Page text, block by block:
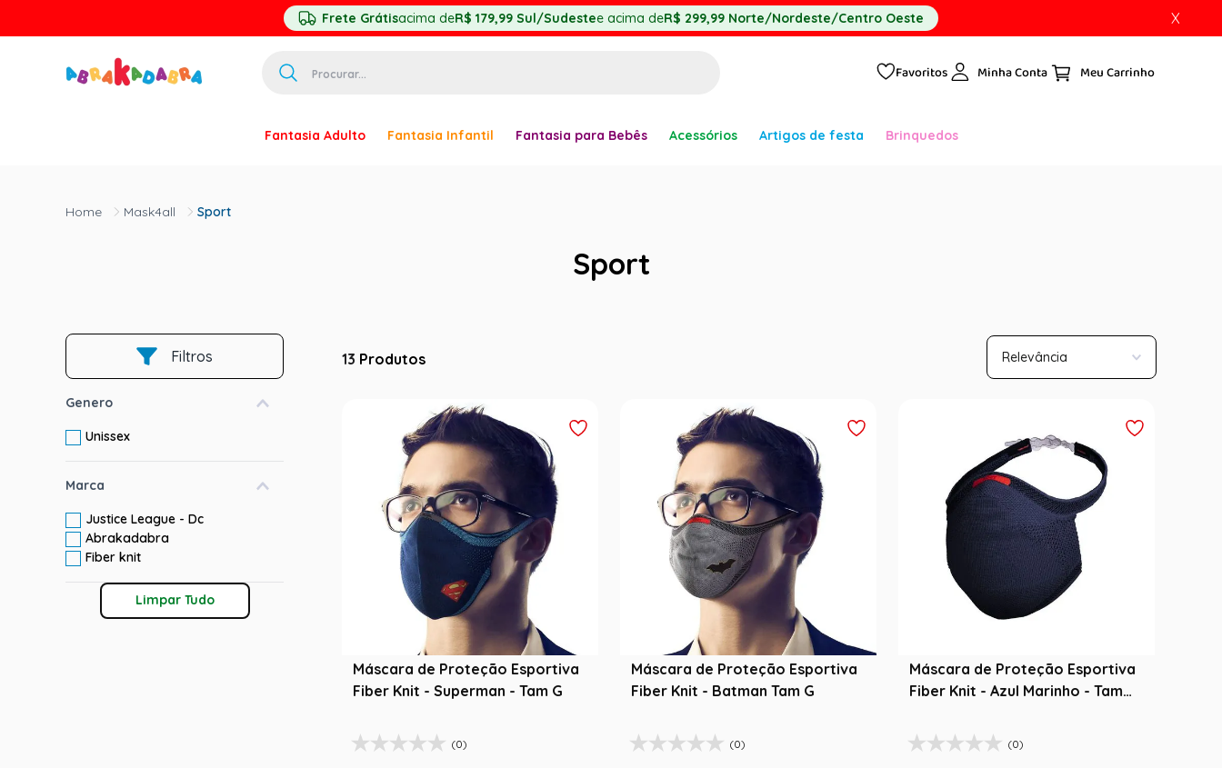
Frete Grátisacima deR$ 179,99 Sul/Sudestee acima deR$ 299,99 Norte/Nordeste/Centro Oeste X
Favoritos Minha Conta
Fantasia Adulto Fantasia Infantil Fantasia para Bebês Acessórios Artigos de festa Brinquedos
Mask4all Sport
Sport
Filtros
Genero
Unissex
Marca
Justice League - Dc
Abrakadabra
Fiber knit
Limpar Tudo
13 Produtos Relevância
Máscara de Proteção Esportiva
Fiber Knit - Superman - Tam G
(0)
Máscara de Proteção Esportiva
Fiber Knit - Batman Tam G
(0)
Máscara de Proteção Esportiva
Fiber Knit - Azul Marinho - Tam
(0)